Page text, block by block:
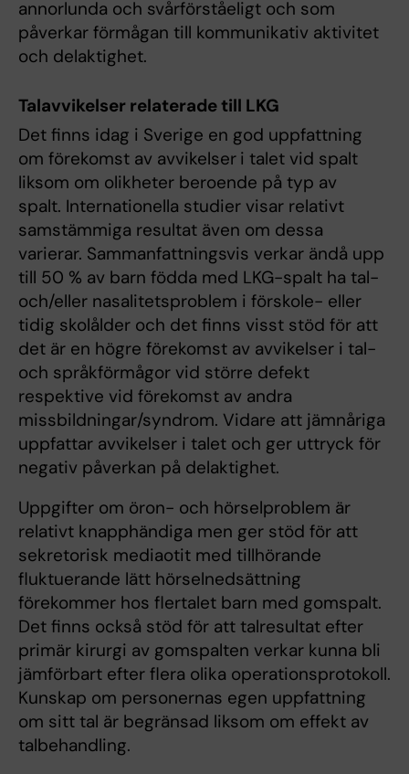
annorlunda och svårförståeligt och som
påverkar förmågan till kommunikativ aktivitet
och delaktighet.
Talavvikelser relaterade till LKG
Det finns idag i Sverige en god uppfattning
om förekomst av avvikelser i talet vid spalt
liksom om olikheter beroende på typ av
spalt. Internationella studier visar relativt
samstämmiga resultat även om dessa
varierar. Sammanfattningsvis verkar ändå upp
till 50 % av barn födda med LKG-spalt ha tal-
och/eller nasalitetsproblem i förskole- eller
tidig skolålder och det finns visst stöd för att
det är en högre förekomst av avvikelser i tal-
och språkförmågor vid större defekt
respektive vid förekomst av andra
missbildningar/syndrom. Vidare att jämnåriga
uppfattar avvikelser i talet och ger uttryck för
negativ påverkan på delaktighet.
Uppgifter om öron- och hörselproblem är
relativt knapphändiga men ger stöd för att
sekretorisk mediaotit med tillhörande
fluktuerande lätt hörselnedsättning
förekommer hos flertalet barn med gomspalt.
Det finns också stöd för att talresultat efter
primär kirurgi av gomspalten verkar kunna bli
jämförbart efter flera olika operationsprotokoll.
Kunskap om personernas egen uppfattning
om sitt tal är begränsad liksom om effekt av
talbehandling.